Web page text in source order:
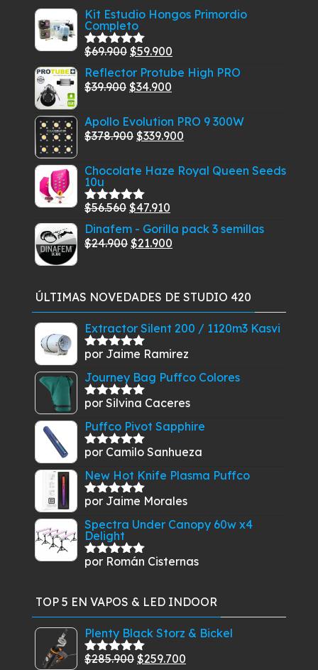
Kit Estudio Hongos Primordio
Completo
Valorado
con
de
5
$69.900 El
precio
original
$69.900.
$59.900
precio
$59.900.
Reflector Protube High PRO
$39.900 El
original
era:
$34.900
actual
es:
Apollo Evolution PRO 9 300W
$378.900 El
original
era:
$378.900.
$339.900
actual
Chocolate Haze Royal Queen Seeds
10u
Valorado
con
5.00
5
$56.560 El
precio
original
$47.910
precio
actual
Dinafem - Gorilla pack 3 semillas
$24.900 El
era:
$24.900.
$21.900
es:
$21.900.
ÚLTIMAS NOVEDADES DE STUDIO 420
Extractor Silent 200 / 1120m3 Kasvi
Valorado
por Jaime Ramirez
Journey Bag Puffco Colores
Valorado
por Silvina Caceres
Puffco Pivot Sapphire
Valorado
por Camilo Sanhueza
New Hot Knife Plasma Puffco
Valorado
por Jaime Morales
Spectra Under Canopy 60w x4
Delight
Valorado
por Román Cisternas
TOP 5 EN VAPOS & LED INDOOR
Plenty Black Storz & Bickel
Valorado
$285.900 El
$259.700